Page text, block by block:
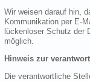
Wir weisen darauf hin,
Kommunikation per E-
lückenloser Schutz der
möglich.
Hinweis zur
Die verantwortliche